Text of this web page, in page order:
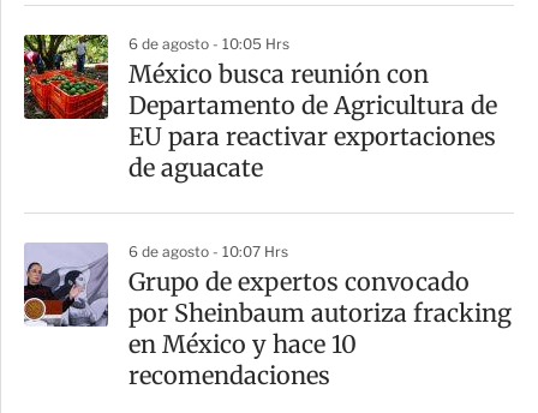
6 de agosto - 10:05 Hrs
México busca reunión con
Departamento de Agricultura de
EU para reactivar exportaciones
de aguacate
6 de agosto - 10:07 Hrs
Grupo de expertos convocado
por Sheinbaum autoriza fracking
en México y hace 10
recomendaciones